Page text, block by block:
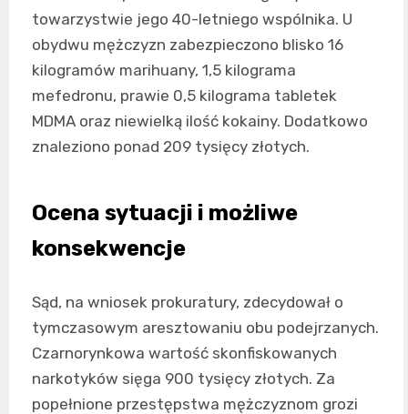
towarzystwie jego 40-letniego wspólnika. U
obydwu mężczyzn zabezpieczono blisko 16
kilogramów marihuany, 1,5 kilograma
mefedronu, prawie 0,5 kilograma tabletek
MDMA oraz niewielką ilość kokainy. Dodatkowo
znaleziono ponad 209 tysięcy złotych.
Ocena sytuacji i możliwe
konsekwencje
Sąd, na wniosek prokuratury, zdecydował o
tymczasowym aresztowaniu obu podejrzanych.
Czarnorynkowa wartość skonfiskowanych
narkotyków sięga 900 tysięcy złotych. Za
popełnione przestępstwa mężczyznom grozi